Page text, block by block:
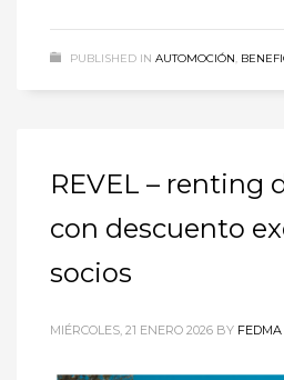
PUBLISHED IN AUTOMOCIÓN,
REVEL – renting
con descuento
socios
MIÉRCOLES, 21 ENERO 2026 BY FEDMA